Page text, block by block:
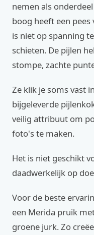
nemen als
boog heeft een
is niet op spanning
schieten. De pijlen
stompe, zachte
Ze klik je soms vast
bijgeleverde
veilig attribuut om
foto's te maken.
Het is niet geschikt
daadwerkelijk op
Voor de beste
een Merida pruik
groene jurk. Zo